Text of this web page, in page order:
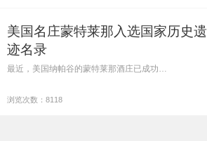
美国名庄蒙特莱那入选国家历史遗
迹名录
最近，美国纳帕谷的蒙特莱那酒庄已成功…
浏览次数：8118